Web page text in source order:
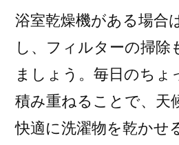
浴室乾燥機がある場合
し、フィルターの掃除
ましょう。毎日のちょ
積み重ねることで、天
快適に洗濯物を乾かせ